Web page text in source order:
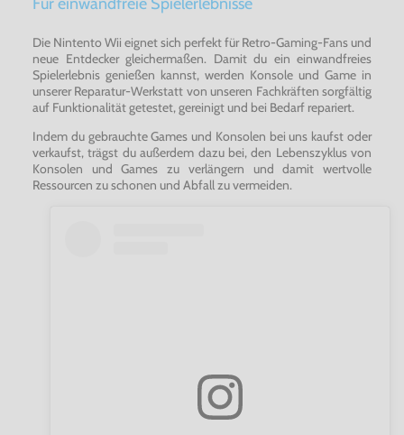
Die Nintento Wii eignet sich perfekt für Retro-Gaming-Fans und
neue Entdecker gleichermaßen. Damit du ein einwandfreies
Spielerlebnis genießen kannst, werden Konsole und Game in
unserer Reparatur-Werkstatt von unseren Fachkräften sorgfältig
auf Funktionalität getestet, gereinigt und bei Bedarf repariert.
Indem du gebrauchte Games und Konsolen bei uns kaufst oder
verkaufst, trägst du außerdem dazu bei, den Lebenszyklus von
Konsolen und Games zu verlängern und damit wertvolle
Ressourcen zu schonen und Abfall zu vermeiden.